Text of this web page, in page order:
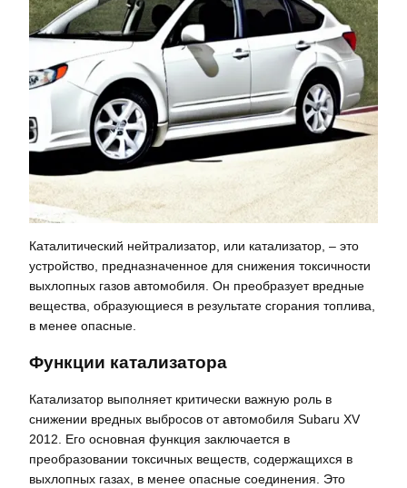
Каталитический нейтрализатор, или катализатор, – это
устройство, предназначенное для снижения токсичности
выхлопных газов автомобиля. Он преобразует вредные
вещества, образующиеся в результате сгорания топлива,
в менее опасные.
Функции катализатора
Катализатор выполняет критически важную роль в
снижении вредных выбросов от автомобиля Subaru XV
2012. Его основная функция заключается в
преобразовании токсичных веществ, содержащихся в
выхлопных газах, в менее опасные соединения. Это